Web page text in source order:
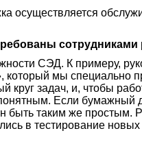
осуществляется
СЭД. К примеру,
который мы специально
круг задач, и, чтобы
Если бумажный
быть таким же простым.
в тестирование